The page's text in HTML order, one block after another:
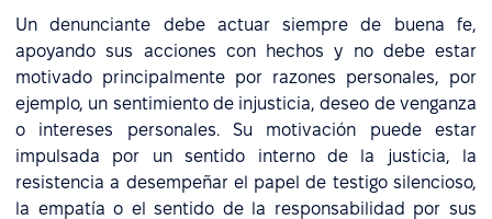
Un denunciante debe actuar siempre de buena fe,
apoyando sus acciones con hechos y no debe estar
motivado principalmente por razones personales, por
ejemplo, un sentimiento de injusticia, deseo de venganza
o intereses personales. Su motivación puede estar
impulsada por un sentido interno de la justicia, la
resistencia a desempeñar el papel de testigo silencioso,
la empatía o el sentido de la responsabilidad por sus